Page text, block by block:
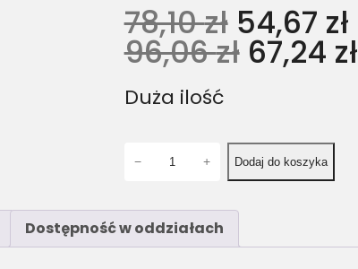
78,10zł 54,67 zł
96,06zł 67,24 zł
Duża ilość
ś
ć
− + Dodaj do koszyka
Dostępność w oddziałach